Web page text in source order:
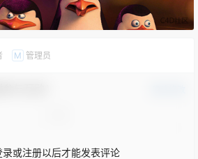
M 管理员
录或注册以后才能发表评论